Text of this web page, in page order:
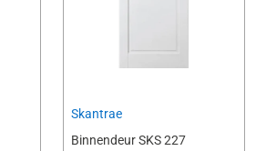
Skantrae
Binnendeur SKS 227